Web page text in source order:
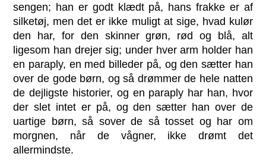
sengen; han er godt klædt på, hans frakke er af
silketøj, men det er ikke muligt at sige, hvad kulør
den har, for den skinner grøn, rød og blå, alt
ligesom han drejer sig; under hver arm holder han
en paraply, en med billeder på, og den sætter han
over de gode børn, og så drømmer de hele natten
de dejligste historier, og en paraply har han, hvor
der slet intet er på, og den sætter han over de
uartige børn, så sover de så tosset og har om
morgnen, når de vågner, ikke drømt det
allermindste.